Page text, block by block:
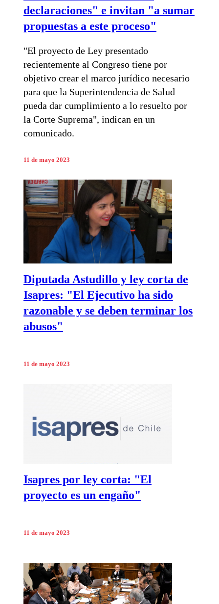
declaraciones" e invitan "a sumar
propuestas a este proceso"
"El proyecto de Ley presentado
recientemente al Congreso tiene por
objetivo crear el marco jurídico necesario
para que la Superintendencia de Salud
pueda dar cumplimiento a lo resuelto por
la Corte Suprema", indican en un
comunicado.
11 de mayo 2023
Diputada Astudillo y ley corta de
Isapres: "El Ejecutivo ha sido
razonable y se deben terminar los
abusos"
11 de mayo 2023
Isapres por ley corta: "El
proyecto es un engaño"
11 de mayo 2023